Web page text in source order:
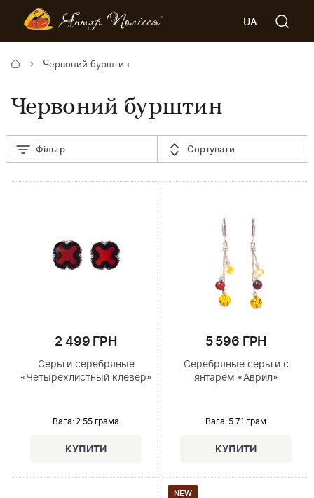
UA
Червоний бурштин
Червоний бурштин
Фільтр Сортувати
2 499 ГРН
Серьги серебряные
«Четырехлистный клевер»
Вага: 2.55 грама
5 596 ГРН
Серебряные серьги с
янтарем «Аврил»
Вага: 5.71 грам
NEW